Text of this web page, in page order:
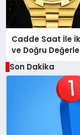
Cadde Saat İle
ve Doğru
Son Dakika